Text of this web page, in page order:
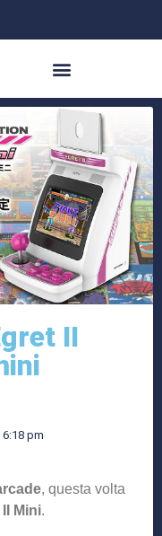
II
6:18 pm
, questa volta
II Mini.